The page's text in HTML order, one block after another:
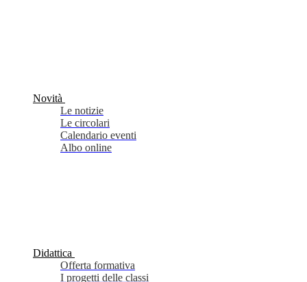
Novità
Le notizie
Le circolari
Calendario eventi
Albo online
Didattica
Offerta formativa
I progetti delle classi